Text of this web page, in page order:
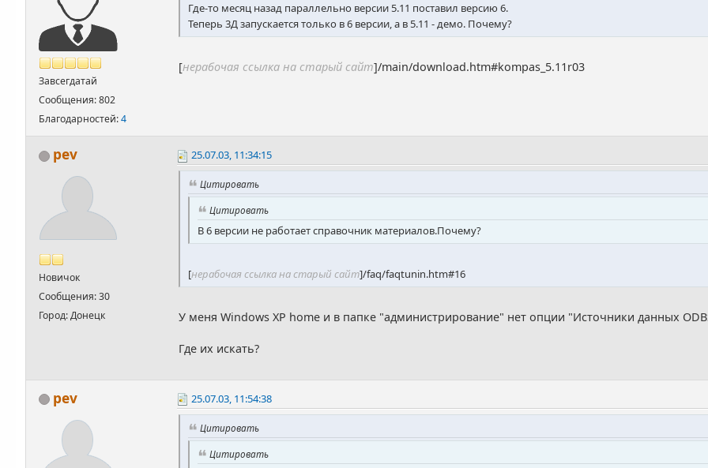
Завсегдатай
Сообщения: 802
Благодарностей:4
Где-то месяц назад параллельно версии 5.11 поставил версию 6.
Теперь 3Д запускается только в 6 версии, а в 5.11 - демо. Почему?
[нерабочая ссылка на старый сайт]/main/download.htm#kompas_5.11r03
pev
Новичок
Сообщения: 30
Город: Донецк
25.07.03, 11:34:15
Цитировать
Цитировать
В 6 версии не работает справочник материалов.Почему?
[нерабочая ссылка на старый сайт]/faq/faqtunin.htm#16
У меня Windows XP home и в папке "администрирование" нет опции "Источники данных
Где их искать?
pev 25.07.03, 11:54:38
Цитировать
Цитировать